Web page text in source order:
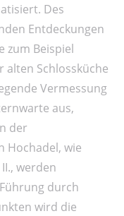
Des
Entdeckungen
zum Beispiel
alten Schlossküche
Vermessung
aus,
der
Hochadel, wie
werden
durch
wird die